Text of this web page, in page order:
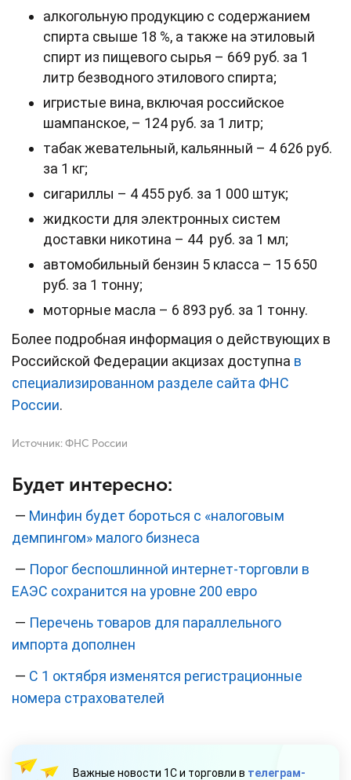
алкогольную продукцию с содержанием
спирта свыше 18 %, а также на этиловый
спирт из пищевого сырья – 669 руб. за 1
литр безводного этилового спирта;
игристые вина, включая российское
шампанское, – 124 руб. за 1 литр;
табак жевательный, кальянный – 4 626 руб.
за 1 кг;
сигариллы – 4 455 руб. за 1 000 штук;
жидкости для электронных систем
доставки никотина – 44 руб. за 1 мл;
автомобильный бензин 5 класса – 15 650
руб. за 1 тонну;
моторные масла – 6 893 руб. за 1 тонну.
Более подробная информация о действующих в
Российской Федерации акцизах доступна в
специализированном разделе сайта ФНС
России.
Источник:ФНС России
Будет интересно:
— Минфин будет бороться с «налоговым
демпингом» малого бизнеса
— Порог беспошлинной интернет-торговли в
ЕАЭС сохранится на уровне 200 евро
— Перечень товаров для параллельного
импорта дополнен
— С 1 октября изменятся регистрационные
номера страхователей
Важные новости 1С и торговли в телеграм-